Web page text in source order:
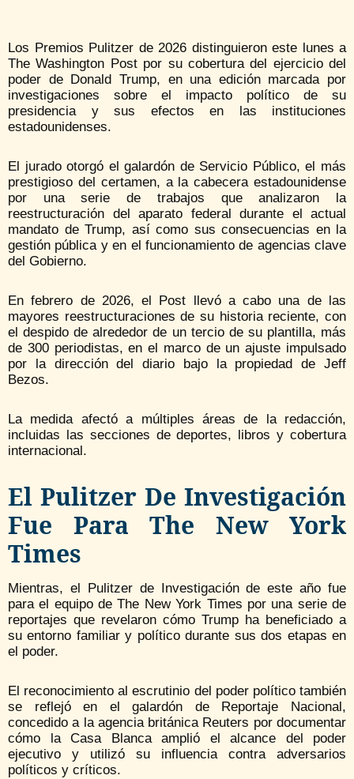
Los Premios Pulitzer de 2026 distinguieron este lunes a
The Washington Post por su cobertura del ejercicio del
poder de Donald Trump, en una edición marcada por
investigaciones sobre el impacto político de su
presidencia y sus efectos en las instituciones
estadounidenses.
El jurado otorgó el galardón de Servicio Público, el más
prestigioso del certamen, a la cabecera estadounidense
por una serie de trabajos que analizaron la
reestructuración del aparato federal durante el actual
mandato de Trump, así como sus consecuencias en la
gestión pública y en el funcionamiento de agencias clave
del Gobierno.
En febrero de 2026, el Post llevó a cabo una de las
mayores reestructuraciones de su historia reciente, con
el despido de alrededor de un tercio de su plantilla, más
de 300 periodistas, en el marco de un ajuste impulsado
por la dirección del diario bajo la propiedad de Jeff
Bezos.
La medida afectó a múltiples áreas de la redacción,
incluidas las secciones de deportes, libros y cobertura
internacional.
El Pulitzer De Investigación
Fue Para The New York
Times
Mientras, el Pulitzer de Investigación de este año fue
para el equipo de The New York Times por una serie de
reportajes que revelaron cómo Trump ha beneficiado a
su entorno familiar y político durante sus dos etapas en
el poder.
El reconocimiento al escrutinio del poder político también
se reflejó en el galardón de Reportaje Nacional,
concedido a la agencia británica Reuters por documentar
cómo la Casa Blanca amplió el alcance del poder
ejecutivo y utilizó su influencia contra adversarios
políticos y críticos.